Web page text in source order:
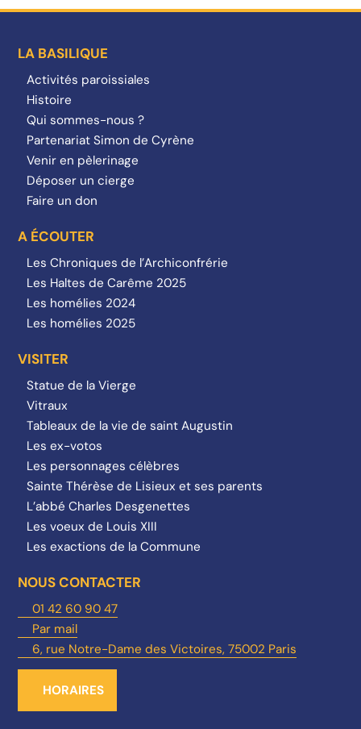
LA BASILIQUE
Activités paroissiales
Histoire
Qui sommes-nous ?
Partenariat Simon de Cyrène
Venir en pèlerinage
Déposer un cierge
Faire un don
A ÉCOUTER
Les Chroniques de l’Archiconfrérie
Les Haltes de Carême 2025
Les homélies 2024
Les homélies 2025
VISITER
Statue de la Vierge
Vitraux
Tableaux de la vie de saint Augustin
Les ex-votos
Les personnages célèbres
Sainte Thérèse de Lisieux et ses parents
L’abbé Charles Desgenettes
Les voeux de Louis XIII
Les exactions de la Commune
NOUS CONTACTER
01 42 60 90 47
Par mail
6, rue Notre-Dame des Victoires, 75002 Paris
HORAIRES